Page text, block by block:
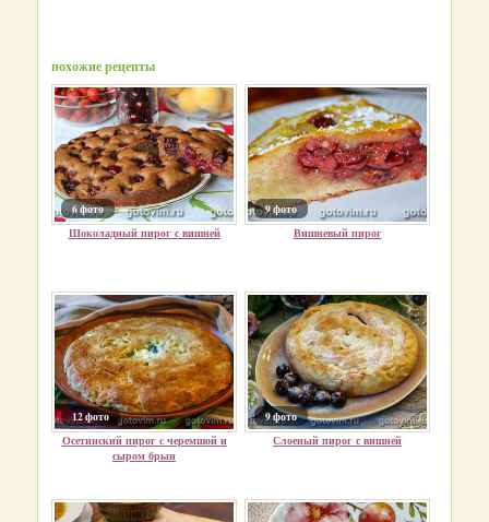
похожие рецепты
6 фото
Шоколадный пирог с вишней
9 фото
Вишневый пирог
12 фото
Осетинский пирог с черемшой и
сыром брын
9 фото
Слоеный пирог с вишней